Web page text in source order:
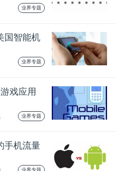
业界专题
国智能机
业界专题
戏应用
业界专题
手机流量
业界专题